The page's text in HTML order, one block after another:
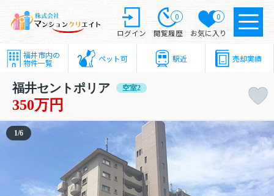
ログイン
0
閲覧履歴
0
お気に入り
福井市内の
物件一覧 ペット可 駅近 売却実績
福井セントポリア 空室2
350万円
1/6